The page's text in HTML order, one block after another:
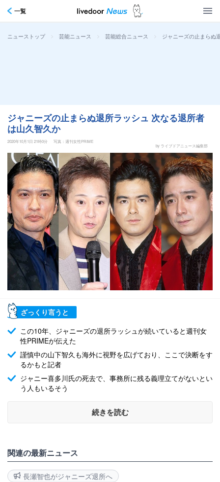
一覧
ニューストップ > 芸能ニュース > 芸能総合ニュース > ジャニーズの止まらぬ
ジャニーズの止まらぬ退所ラッシュ 次なる退所者
は山久智久か
2020年10月1日 21時0分
写真：週刊女性PRIME
by ライブドアニュース編集部
ざっくり言うと
この10年、ジャニーズの退所ラッシュが続いていると週刊女
性PRIMEが伝えた
謹慎中の山下智久も海外に視野を広げており、ここで決断をす
るかもと記者
ジャニー喜多川氏の死去で、事務所に残る義理立てがないとい
う人もいるそう
続きを読む
関連の最新ニュース
長瀬智也がジャニーズ退所へ